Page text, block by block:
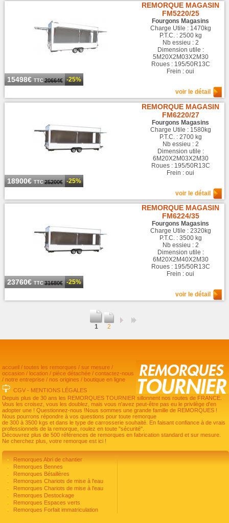
15498€TTC 20664€ -25%
REMORQUE MAGASIN
FM5220/25
Fourgons Magasins
Charge Utile : 1470kg
P.T.C. : 2500 kg
Nb essieu : 2
Dimension utile :
5M20X2M03X2M30
Roues : 195/50R13C
Frein : oui
voir le détail
18900€TTC 25200€ -25%
REMORQUE MAGASIN
FM6220/27
Fourgons Magasins
Charge Utile : 1580kg
P.T.C. : 2700 kg
Nb essieu : 2
Dimension utile :
6M20X2M03X2M30
Roues : 195/50R13C
Frein : oui
voir le détail
23760€TTC 31680€ -25%
REMORQUE MAGASIN
FM6224/35
Fourgons Magasins
Charge Utile : 2320kg
P.T.C. : 3500 kg
Nb essieu : 2
Dimension utile :
6M20X2M40X2M30
Roues : 195/50R13C
Frein : oui
voir le détail
1 2
accueil /toutes les remorques /sur mesure /
occasion / location / pièce détachée /contactez-nous
/ notre entreprise / nos origines / boutique en ligne
CGV - MENTIONS LÉGALES
Depuis plus de 30 ans les REMORQUES TOURNIER sillonnent nos routes de FRANCE.
Vous les croisez, vous les doublez, mais vous n'avez peut-être pas eu le privilège d'en
adopter une ! Questionnez-nous !Nous sommes une grande famille de REMORQUES !
Nous pourrons répondre à vos questions pour toute remorque
de 300 à 3500 kgs et dans le type de carrosserie souhaité. En faisant confiance à de vrais
professionnels de la remorque, roulez en toute "sécurité".
Découvrez plus de 500 références de remorques en fabrication standard et sur mesure.
Ne cherchez plus, votre remorque est ici !
Remorques Abri de chantier
Remorques Bennes
Remorques Bétaillères
Remorques Chariots de mise à l'eau
Remorques Chariots de mise à l'eau
Remorques Destockage
Remorques Espaces verts
Remorques Forfait immatriculation